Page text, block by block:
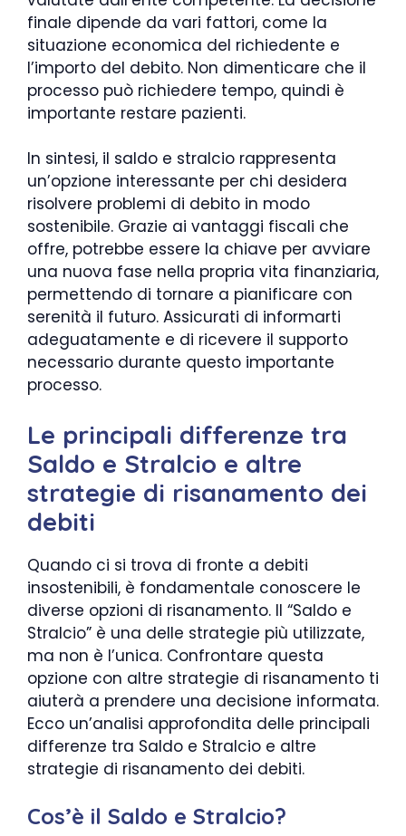
finale dipende da vari fattori, come la
situazione economica del richiedente e
l’importo del debito. Non dimenticare che il
processo può richiedere tempo, quindi è
importante restare pazienti.
In sintesi, il saldo e stralcio rappresenta
un’opzione interessante per chi desidera
risolvere problemi di debito in modo
sostenibile. Grazie ai vantaggi fiscali che
offre, potrebbe essere la chiave per avviare
una nuova fase nella propria vita finanziaria,
permettendo di tornare a pianificare con
serenità il futuro. Assicurati di informarti
adeguatamente e di ricevere il supporto
necessario durante questo importante
processo.
Le principali differenze tra
Saldo e Stralcio e altre
strategie di risanamento dei
debiti
Quando ci si trova di fronte a debiti
insostenibili, è fondamentale conoscere le
diverse opzioni di risanamento. Il “Saldo e
Stralcio” è una delle strategie più utilizzate,
ma non è l’unica. Confrontare questa
opzione con altre strategie di risanamento ti
aiuterà a prendere una decisione informata.
Ecco un’analisi approfondita delle principali
differenze tra Saldo e Stralcio e altre
strategie di risanamento dei debiti.
Cos’è il Saldo e Stralcio?